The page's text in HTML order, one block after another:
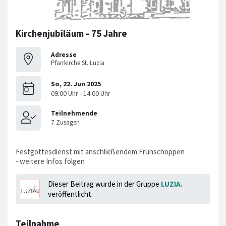
Kirchenjubiläum - 75 Jahre
Adresse
Pfarrkirche St. Luzia
Festgottesdienst mit anschließendem Frühschoppen
- weitere Infos folgen
Dieser Beitrag wurde in der Gruppe LUZIA.
veröffentlicht.